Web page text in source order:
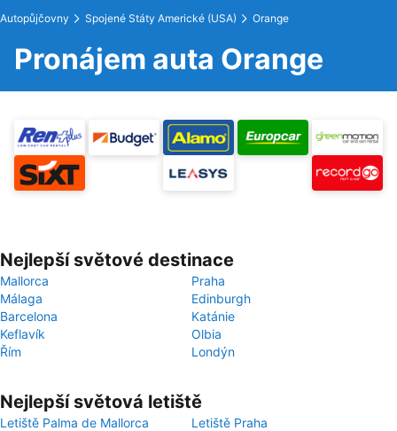
Autopůjčovny Spojené Státy Americké (USA) Orange
Pronájem auta Orange
Nejlepší světové destinace
Mallorca
Praha
Málaga
Edinburgh
Barcelona
Katánie
Keflavík
Olbia
Řím
Londýn
Nejlepší světová letiště
Letiště Palma de Mallorca
Letiště Praha